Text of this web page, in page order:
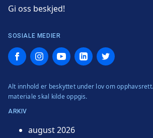
Gi oss beskjed!
SOSIALE MEDIER
FacebookInstagramYouTubeLinkedInTwitter
Alt innhold er beskyttet under lov om
materiale skal kilde oppgis.
ARKIV
august 2026